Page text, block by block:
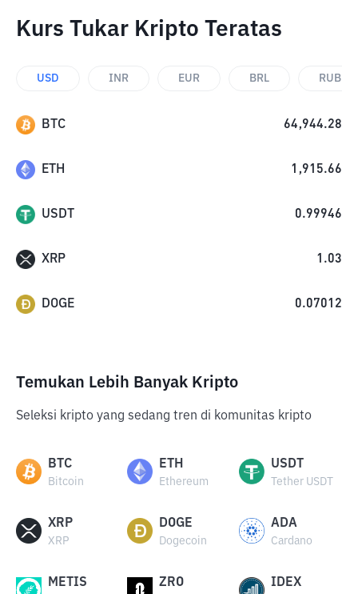
Kurs Tukar Kripto Teratas
USD INR EUR BRL RUB
BTC 64,944.28
ETH 1,915.66
USDT 0.99946
XRP 1.03
DOGE 0.07012
Temukan Lebih Banyak Kripto
Seleksi kripto yang sedang tren di komunitas kripto
BTC
Bitcoin
ETH
Ethereum
USDT
Tether USDT
XRP
XRP
DOGE
Dogecoin
ADA
Cardano
METIS ZRO IDEX